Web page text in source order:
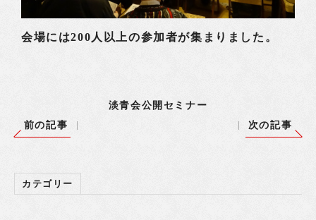
会場には200人以上の参加者が集まりました。
淡青会公開セミナー
前の記事
次の記事
カテゴリー